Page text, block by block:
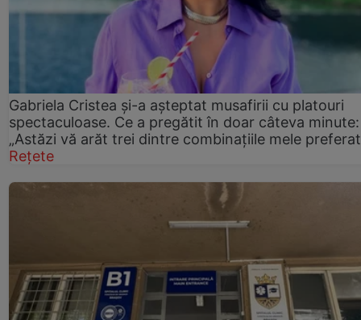
Gabriela Cristea și-a așteptat musafirii cu platouri
spectaculoase. Ce a pregătit în doar câteva minute:
„Astăzi vă arăt trei dintre combinațiile mele
Rețete